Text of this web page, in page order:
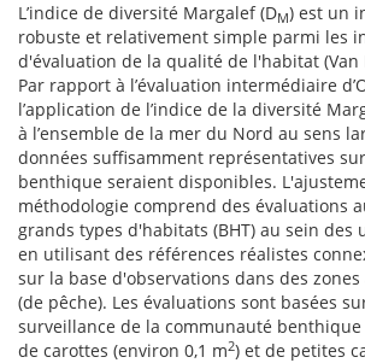
L’indice de diversité Margalef (DM) est un
robuste et relativement simple parmi les
d'évaluation de la qualité de l'habitat (Van
Par rapport à l’évaluation intermédiaire
l’application de l’indice de la diversité
à l’ensemble de la mer du Nord au sens
données suffisamment représentatives
benthique seraient disponibles.
méthodologie comprend des évaluations
grands types d'habitats (BHT) au sein des
en utilisant des références réalistes
sur la base d'observations dans des
(de pêche). Les évaluations sont basées
surveillance de la communauté
de carottes (environ 0,1 m2) et de petites